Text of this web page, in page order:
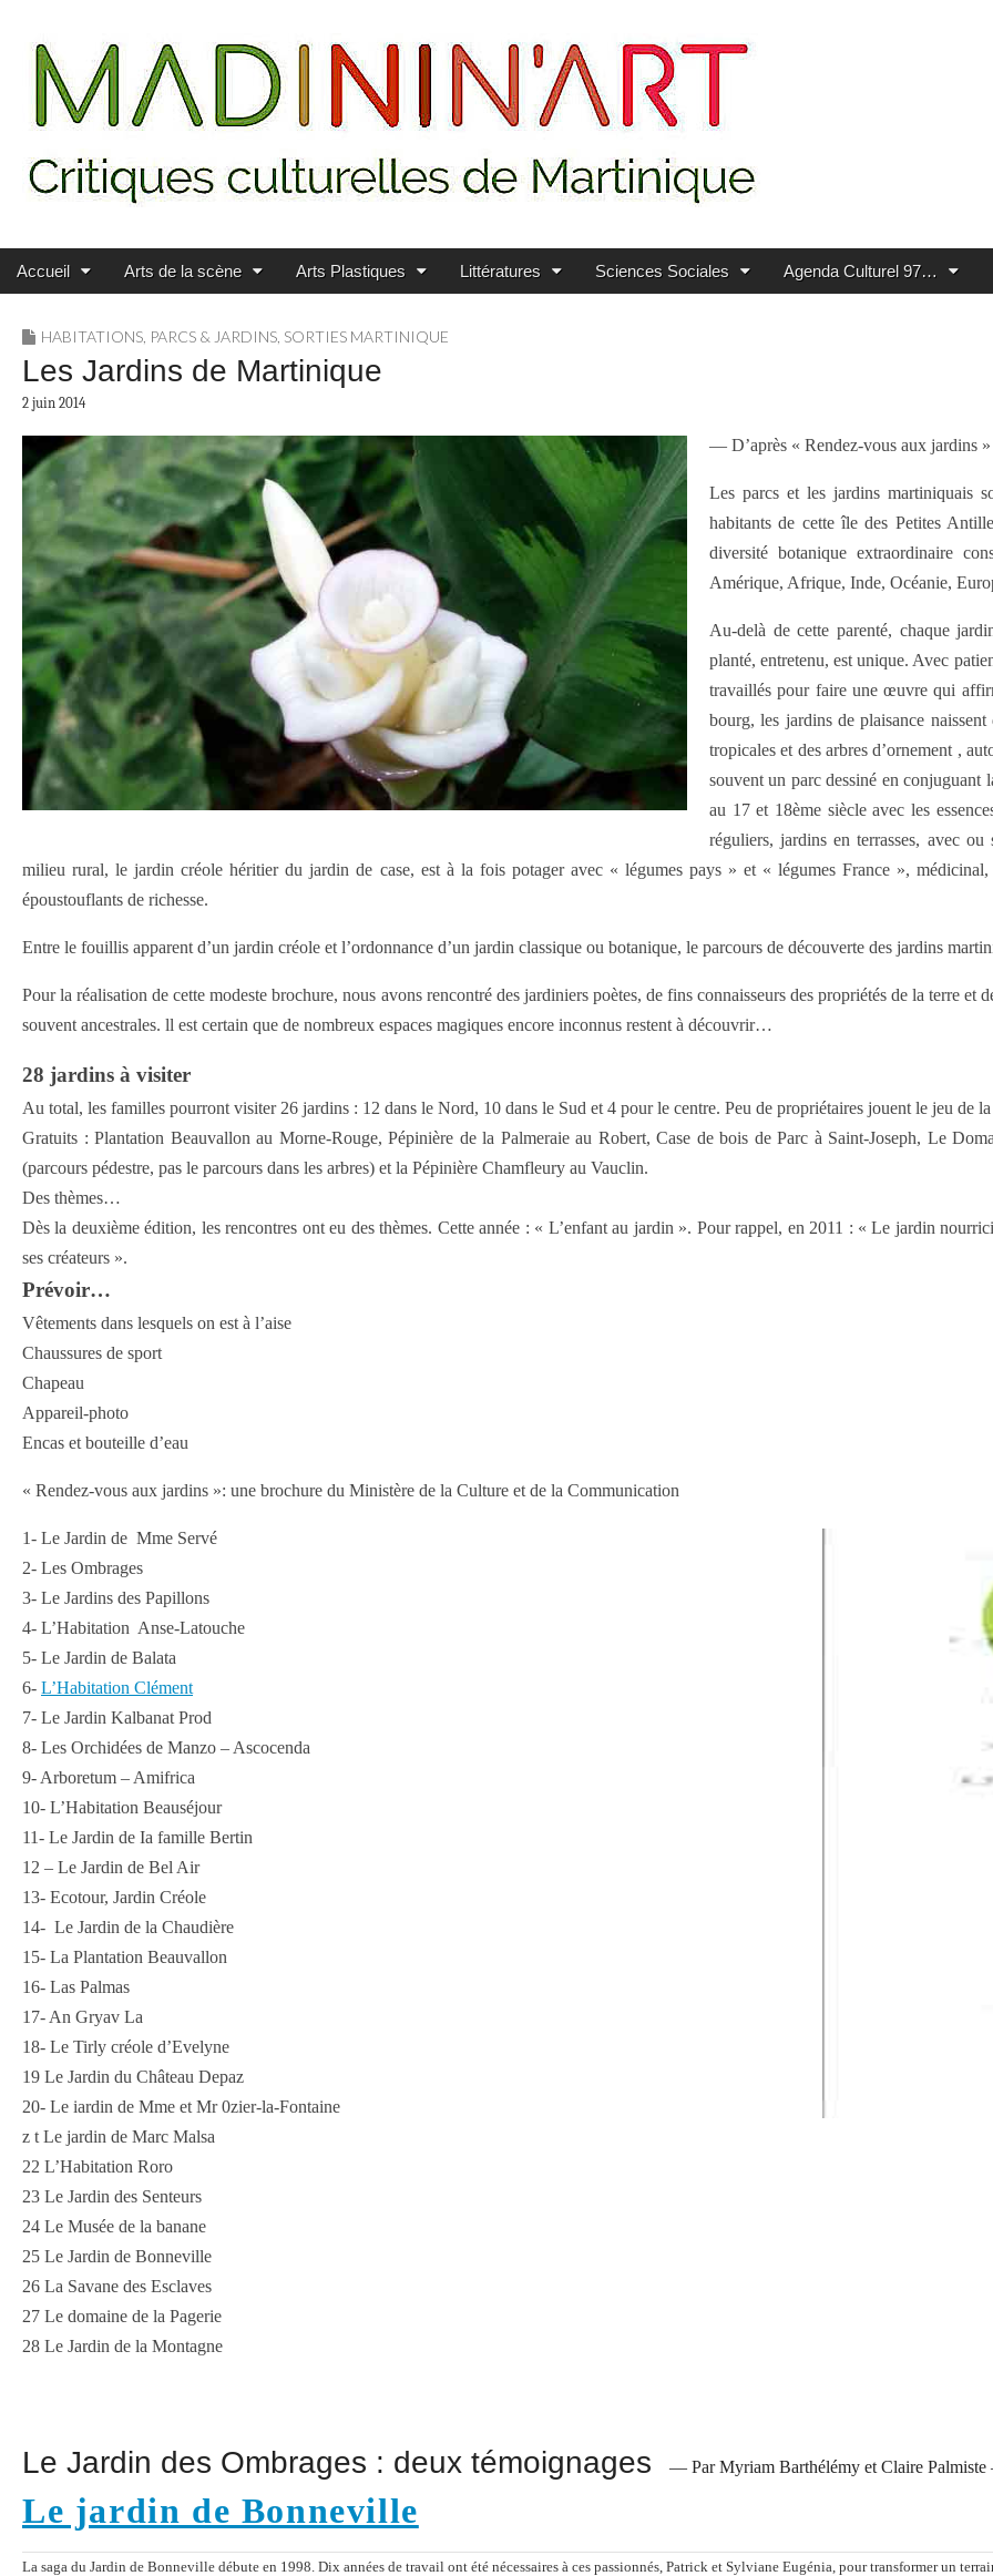
MADININ'ART
Main menu
Skip to content
Accueil Arts de la scène Arts Plastiques Littératures Sciences Sociales Agenda Culturel 97…
HABITATIONS, PARCS & JARDINS SORTIES MARTINIQUE
Les Jardins de Martinique
2 juin 2014
— D’après « Rendez-vous aux jardins
Les parcs et les jardins martiniquais
habitants de cette île des Petites
diversité botanique extraordinaire
Amérique, Afrique, Inde, Océanie,
Au-delà de cette parenté, chaque
planté, entretenu, est unique. Avec
travaillés pour faire une œuvre qui
bourg, les jardins de plaisance
tropicales et des arbres d’ornement ,
souvent un parc dessiné en conjuguant
au 17 et 18ème siècle avec les
réguliers, jardins en terrasses, avec ou
milieu rural, le jardin créole héritier du jardin de case, est à la fois potager avec « légumes pays » et « légumes France »,
époustouflants de richesse.
Entre le fouillis apparent d’un jardin créole et l’ordonnance d’un jardin classique ou botanique, le parcours de découverte des jardins
Pour la réalisation de cette modeste brochure, nous avons rencontré des jardiniers poètes, de fins connaisseurs des propriétés de la terre et
souvent ancestrales. ll est certain que de nombreux espaces magiques encore inconnus restent à découvrir…
28 jardins à visiter
Au total, les familles pourront visiter 26 jardins : 12 dans le Nord, 10 dans le Sud et 4 pour le centre. Peu de propriétaires jouent le jeu de
Gratuits : Plantation Beauvallon au Morne-Rouge, Pépinière de la Palmeraie au Robert, Case de bois de Parc à Saint-Joseph, Le
(parcours pédestre, pas le parcours dans les arbres) et la Pépinière Chamfleury au Vauclin.
Des thèmes…
Dès la deuxième édition, les rencontres ont eu des thèmes. Cette année : « L’enfant au jardin ». Pour rappel, en 2011 : « Le jardin
ses créateurs ».
Prévoir…
Vêtements dans lesquels on est à l’aise
Chaussures de sport
Chapeau
Appareil-photo
Encas et bouteille d’eau
« Rendez-vous aux jardins »: une brochure du Ministère de la Culture et de la Communication
1- Le Jardin de Mme Servé
2- Les Ombrages
3- Le Jardins des Papillons
4- L’Habitation Anse-Latouche
5- Le Jardin de Balata
6- L’Habitation Clément
7- Le Jardin Kalbanat Prod
8- Les Orchidées de Manzo – Ascocenda
9- Arboretum – Amifrica
10- L’Habitation Beauséjour
11- Le Jardin de Ia famille Bertin
12 – Le Jardin de Bel Air
13- Ecotour, Jardin Créole
14- Le Jardin de la Chaudière
15- La Plantation Beauvallon
16- Las Palmas
17- An Gryav La
18- Le Tirly créole d’Evelyne
19 Le Jardin du Château Depaz
20- Le iardin de Mme et Mr 0zier-la-Fontaine
z t Le jardin de Marc Malsa
22 L’Habitation Roro
23 Le Jardin des Senteurs
24 Le Musée de la banane
25 Le Jardin de Bonneville
26 La Savane des Esclaves
27 Le domaine de la Pagerie
28 Le Jardin de la Montagne
Le Jardin des Ombrages : deux témoignages — Par Myriam Barthélémy et Claire
Le jardin de Bonneville
La saga du Jardin de Bonneville débute en 1998. Dix années de travail ont été nécessaires à ces passionnés, Patrick et Sylviane Eugénia, pour transformer un